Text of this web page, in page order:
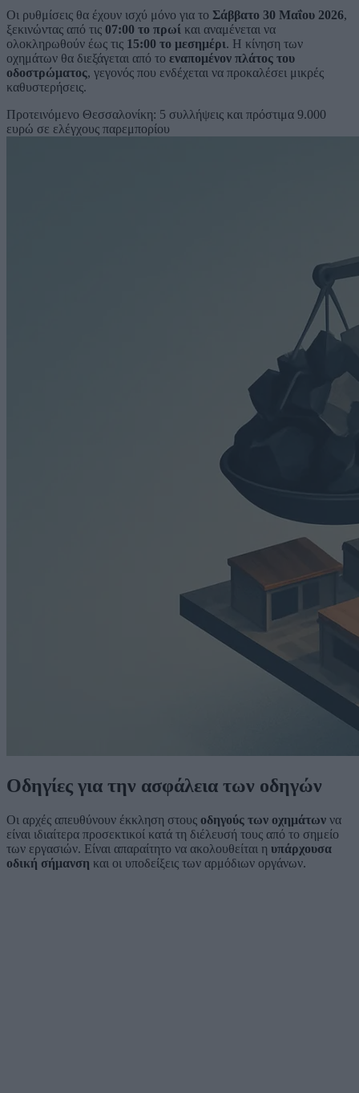
Οι ρυθμίσεις θα έχουν ισχύ μόνο για το Σάββατο 30 Μαΐου 2026,
ξεκινώντας από τις 07:00 το πρωί και αναμένεται να
ολοκληρωθούν έως τις 15:00 το μεσημέρι. Η κίνηση των
οχημάτων θα διεξάγεται από το εναπομένον πλάτος του
οδοστρώματος, γεγονός που ενδέχεται να προκαλέσει μικρές
καθυστερήσεις.
Προτεινόμενο Θεσσαλονίκη: 5 συλλήψεις και πρόστιμα 9.000
ευρώ σε ελέγχους παρεμπορίου
Οδηγίες για την ασφάλεια των οδηγών
Οι αρχές απευθύνουν έκκληση στους οδηγούς των οχημάτων να
είναι ιδιαίτερα προσεκτικοί κατά τη διέλευσή τους από το σημείο
των εργασιών. Είναι απαραίτητο να ακολουθείται η υπάρχουσα
οδική σήμανση και οι υποδείξεις των αρμόδιων οργάνων.